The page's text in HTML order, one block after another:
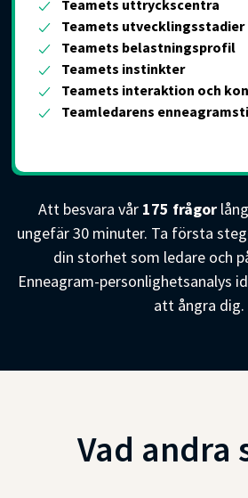
Teamets uttryckscentra
Teamets utvecklingsstadier
Teamets belastningsprofil
Teamets instinkter
Teamets interaktion och
Teamledarens
Att besvara vår 175 frågor
ungefär 30 minuter. Ta första
din storhet som ledare och
Enneagram-personlighetsanalys
att ångra dig.
Vad andra